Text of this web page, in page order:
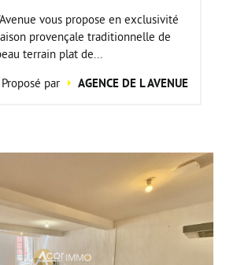
vous propose en exclusivité
provençale traditionnelle de
terrain plat de...
Proposé par
AGENCE DE L AVENUE